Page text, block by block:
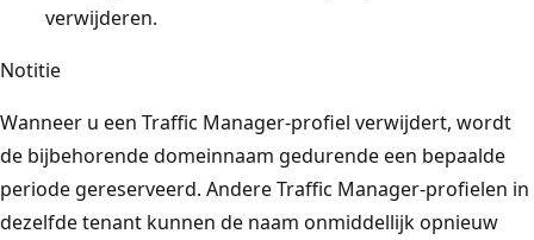
verwijderen.
Notitie
Wanneer u een Traffic Manager-profiel verwijdert, wordt
de bijbehorende domeinnaam gedurende een bepaalde
periode gereserveerd. Andere Traffic Manager-profielen in
dezelfde tenant kunnen de naam onmiddellijk opnieuw